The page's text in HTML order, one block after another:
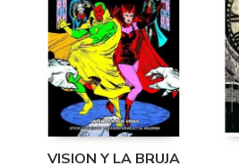
VISION Y LA BRUJA